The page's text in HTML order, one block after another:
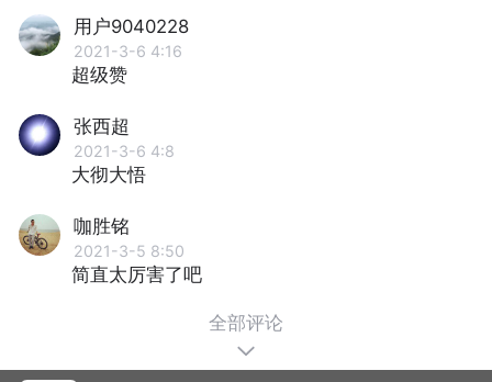
用户9040228
2021-3-6 4:16
超级赞
张西超
2021-3-6 4:8
大彻大悟
咖胜铭
2021-3-5 8:50
简直太厉害了吧
全部评论